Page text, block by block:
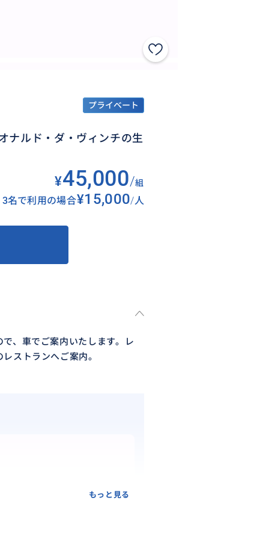
プライベート
ナルド・ダ・ヴィンチの生
¥45,000/組
3名で利用の場合 ¥15,000/人
、車でご案内いたします。レ
ストランへご案内。
もっと見る